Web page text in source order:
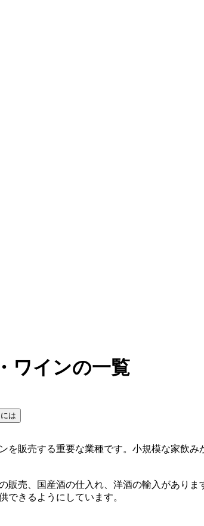
ワインの一覧
は
を販売する重要な業種です。小規模な家飲
販売、国産酒の仕入れ、洋酒の輸入があり
できるようにしています。